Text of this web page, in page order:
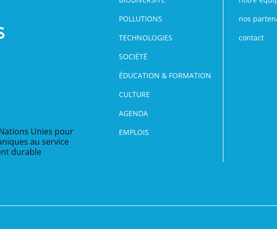
POLLUTIONS
TECHNOLOGIES
SOCIÉTÉ
ÉDUCATION & FORMATION
CULTURE
AGENDA
EMPLOIS
nos
contact